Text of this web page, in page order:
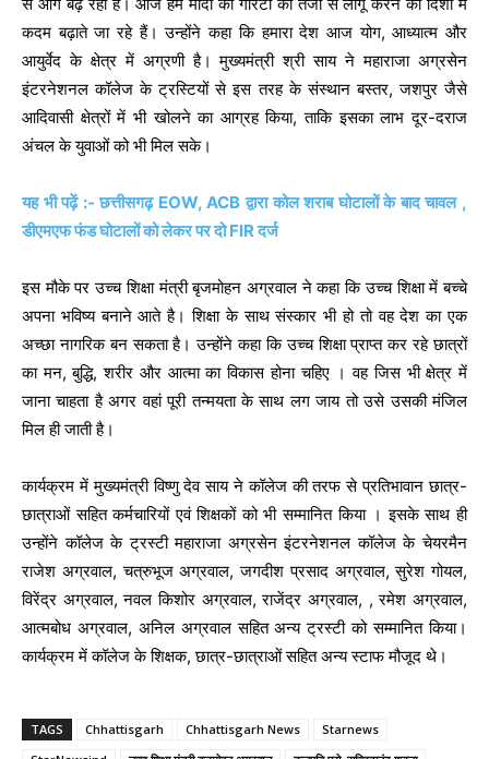
कदम बढ़ाते जा रहे हैं। उन्होंने कहा कि हमारा देश आज योग, आध्यात्म और
आयुर्वेद के क्षेत्र में अग्रणी है। मुख्यमंत्री श्री साय ने महाराजा अग्रसेन
इंटरनेशनल कॉलेज के ट्रस्टियों से इस तरह के संस्थान बस्तर, जशपुर जैसे
आदिवासी क्षेत्रों में भी खोलने का आग्रह किया, ताकि इसका लाभ दूर-दराज
अंचल के युवाओं को भी मिल सके।
यह भी पढ़ें :- छत्तीसगढ़ EOW, ACB द्वारा कोल शराब घोटालों के बाद चावल ,
डीएमएफ फंड घोटालों को लेकर पर दो FIR दर्ज
इस मौके पर उच्च शिक्षा मंत्री बृजमोहन अग्रवाल ने कहा कि उच्च शिक्षा में बच्चे
अपना भविष्य बनाने आते है। शिक्षा के साथ संस्कार भी हो तो वह देश का एक
अच्छा नागरिक बन सकता है। उन्होंने कहा कि उच्च शिक्षा प्राप्त कर रहे छात्रों
का मन, बुद्धि, शरीर और आत्मा का विकास होना चहिए । वह जिस भी क्षेत्र में
जाना चाहता है अगर वहां पूरी तन्मयता के साथ लग जाय तो उसे उसकी मंजिल
मिल ही जाती है।
कार्यक्रम में मुख्यमंत्री विष्णु देव साय ने कॉलेज की तरफ से प्रतिभावान छात्र-
छात्राओं सहित कर्मचारियों एवं शिक्षकों को भी सम्मानित किया । इसके साथ ही
उन्होंने कॉलेज के ट्रस्टी महाराजा अग्रसेन इंटरनेशनल कॉलेज के चेयरमैन
राजेश अग्रवाल, चत्रुभूज अग्रवाल, जगदीश प्रसाद अग्रवाल, सुरेश गोयल,
विरेंद्र अग्रवाल, नवल किशोर अग्रवाल, राजेंद्र अग्रवाल, , रमेश अग्रवाल,
आत्मबोध अग्रवाल, अनिल अग्रवाल सहित अन्य ट्रस्टी को सम्मानित किया।
कार्यक्रम में कॉलेज के शिक्षक, छात्र-छात्राओं सहित अन्य स्टाफ मौजूद थे।
TAGS Chhattisgarh Chhattisgarh News
Starnews